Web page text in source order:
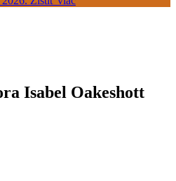
Isabel Oakeshott